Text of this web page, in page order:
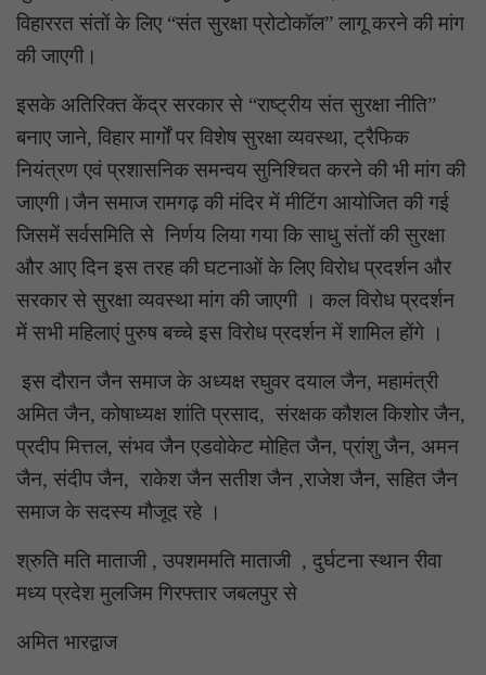
विहाररत संतों के लिए “संत सुरक्षा प्रोटोकॉल” लागू करने की मांग
की जाएगी।
इसके अतिरिक्त केंद्र सरकार से “राष्ट्रीय संत सुरक्षा नीति”
बनाए जाने, विहार मार्गों पर विशेष सुरक्षा व्यवस्था, ट्रैफिक
नियंत्रण एवं प्रशासनिक समन्वय सुनिश्चित करने की भी मांग की
जाएगी।जैन समाज रामगढ़ की मंदिर में मीटिंग आयोजित की गई
जिसमें सर्वसमिति से निर्णय लिया गया कि साधु संतों की सुरक्षा
और आए दिन इस तरह की घटनाओं के लिए विरोध प्रदर्शन और
सरकार से सुरक्षा व्यवस्था मांग की जाएगी । कल विरोध प्रदर्शन
में सभी महिलाएं पुरुष बच्चे इस विरोध प्रदर्शन में शामिल होंगे ।
इस दौरान जैन समाज के अध्यक्ष रघुवर दयाल जैन, महामंत्री
अमित जैन, कोषाध्यक्ष शांति प्रसाद, संरक्षक कौशल किशोर जैन,
प्रदीप मित्तल, संभव जैन एडवोकेट मोहित जैन, प्रांशु जैन, अमन
जैन, संदीप जैन, राकेश जैन सतीश जैन ,राजेश जैन, सहित जैन
समाज के सदस्य मौजूद रहे ।
श्रुति मति माताजी , उपशममति माताजी , दुर्घटना स्थान रीवा
मध्य प्रदेश मुलजिम गिरफ्तार जबलपुर से
अमित भारद्वाज